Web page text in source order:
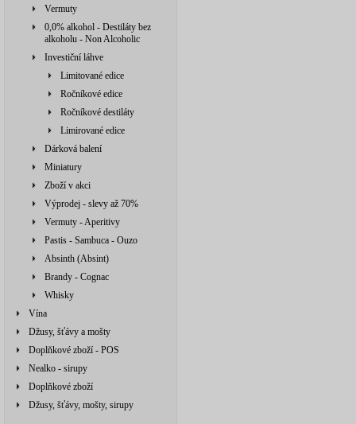
Vermuty
0,0% alkohol - Destiláty bez
alkoholu - Non Alcoholic
Investiční láhve
Limitované edice
Ročníkové edice
Ročníkové destiláty
Limirované edice
Dárková balení
Miniatury
Zboží v akci
Výprodej - slevy až 70%
Vermuty - Aperitivy
Pastis - Sambuca - Ouzo
Absinth (Absint)
Brandy - Cognac
Whisky
Vína
Džusy, šťávy a mošty
Doplňkové zboží - POS
Nealko - sirupy
Doplňkové zboží
Džusy, šťávy, mošty, sirupy